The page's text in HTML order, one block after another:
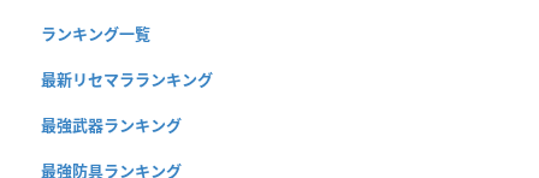
ランキング一覧
最新リセマラランキング
最強武器ランキング
最強防具ランキング